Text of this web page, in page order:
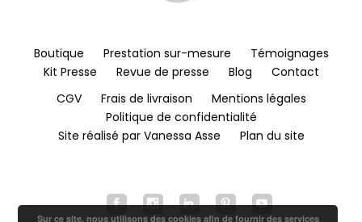
Boutique Prestation sur-mesure
Témoignages
Kit Presse
Revue de presse Blog
Contact
CGV
Frais de livraison
Mentions légales
Politique de confidentialité
Site réalisé par Vanessa Asse
Plan du site
Sur ce site, nous utilisons des cookies afin de fournir des services